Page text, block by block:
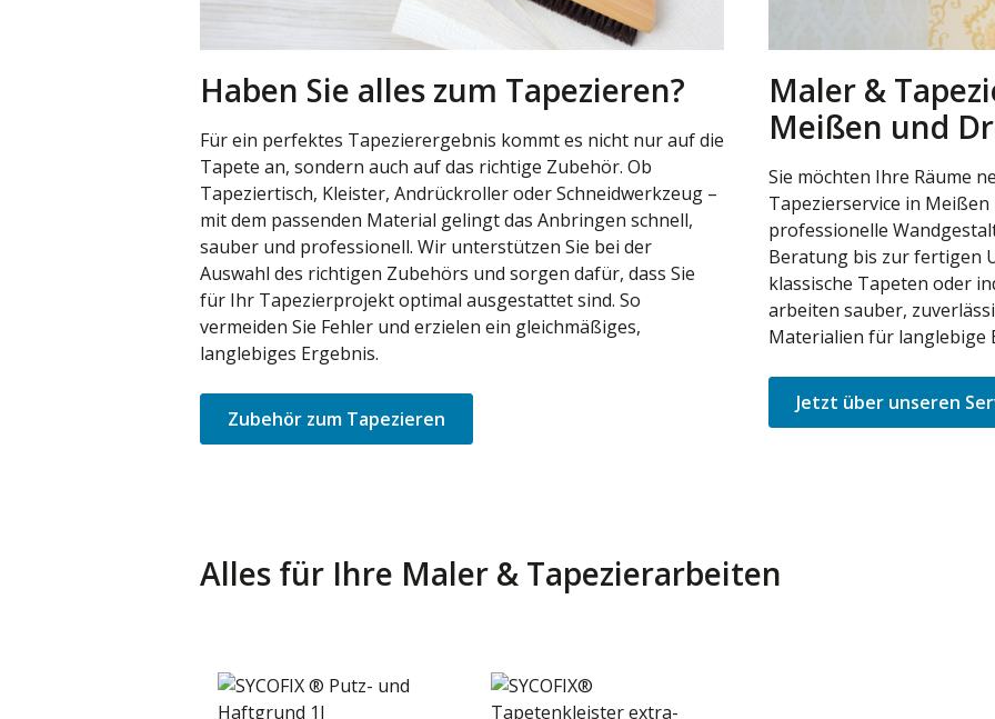
Haben Sie alles zum Tapezieren?
Für ein perfektes Tapezierergebnis kommt es nicht nur auf die
Tapete an, sondern auch auf das richtige Zubehör. Ob
Tapeziertisch, Kleister, Andrückroller oder Schneidwerkzeug –
mit dem passenden Material gelingt das Anbringen schnell,
sauber und professionell. Wir unterstützen Sie bei der
Auswahl des richtigen Zubehörs und sorgen dafür, dass Sie
für Ihr Tapezierprojekt optimal ausgestattet sind. So
vermeiden Sie Fehler und erzielen ein gleichmäßiges,
langlebiges Ergebnis.
Zubehör zum Tapezieren
Maler &
Meißen und
Sie möchten Ihre Räume
Tapezierservice in
professionelle
Beratung bis zur fertigen
klassische Tapeten oder
arbeiten sauber,
Materialien für langlebige
Jetzt über unseren
Alles für Ihre Maler & Tapezierarbeiten
Produktgalerie überspringen